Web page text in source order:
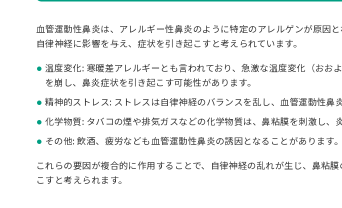
血管運動性鼻炎は、アレルギー性鼻炎のように特定のアレルゲンが原因
自律神経に影響を与え、症状を引き起こすと考えられています。
温度変化: 寒暖差アレルギーとも言われており、急激な温度変化（お
を崩し、鼻炎症状を引き起こす可能性があります。
精神的ストレス: ストレスは自律神経のバランスを乱し、血管運動性鼻
化学物質: タバコの煙や排気ガスなどの化学物質は、鼻粘膜を刺激し、
その他: 飲酒、疲労なども血管運動性鼻炎の誘因となることがあります。
これらの要因が複合的に作用することで、自律神経の乱れが生じ、鼻粘
こすと考えられます。